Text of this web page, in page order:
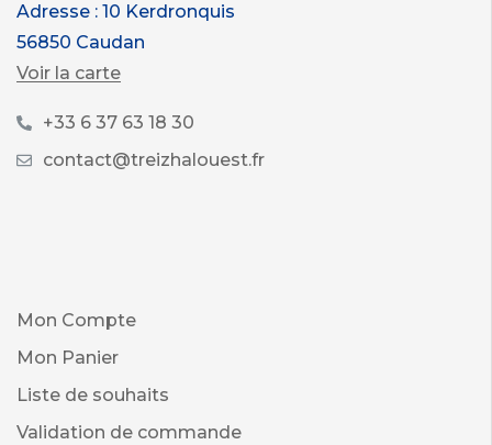
Adresse : 10 Kerdronquis
56850 Caudan
Voir la carte
+33 6 37 63 18 30
contact@treizhalouest.fr
Mon Compte
Mon Panier
Liste de souhaits
Validation de commande